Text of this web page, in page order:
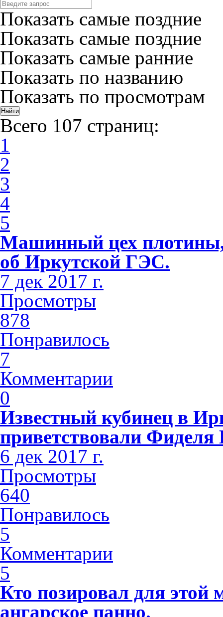
Показать самые поздние
Показать самые поздние
Показать самые ранние
Показать по названию
Показать по просмотрам
Всего 107 страниц:
1
2
3
4
5
Машинный цех плотины,
об Иркутской ГЭС.
7 дек 2017 г.
Просмотры
878
Понравилось
7
Комментарии
0
Известный кубинец в
приветствовали Фиделя
6 дек 2017 г.
Просмотры
640
Понравилось
5
Комментарии
5
Кто позировал для этой
ангарское панно.